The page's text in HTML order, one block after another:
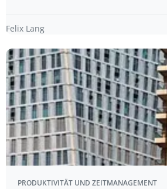
Felix Lang
PRODUKTIVITÄT UND ZEITMANAGEMENT